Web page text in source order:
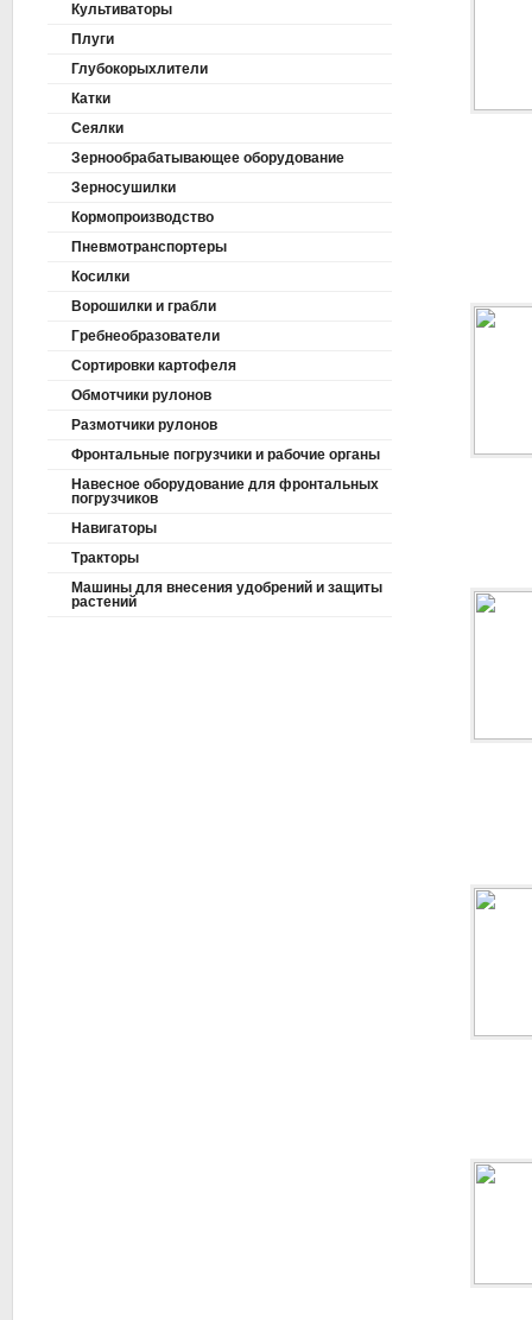
Культиваторы
Плуги
Глубокорыхлители
Катки
Сеялки
Зернообрабатывающее оборудование
Зерносушилки
Кормопроизводство
Пневмотранспортеры
Косилки
Ворошилки и грабли
Гребнеобразователи
Сортировки картофеля
Обмотчики рулонов
Размотчики рулонов
Фронтальные погрузчики и рабочие органы
Навесное оборудование для фронтальных
погрузчиков
Навигаторы
Тракторы
Машины для внесения удобрений и защиты
растений